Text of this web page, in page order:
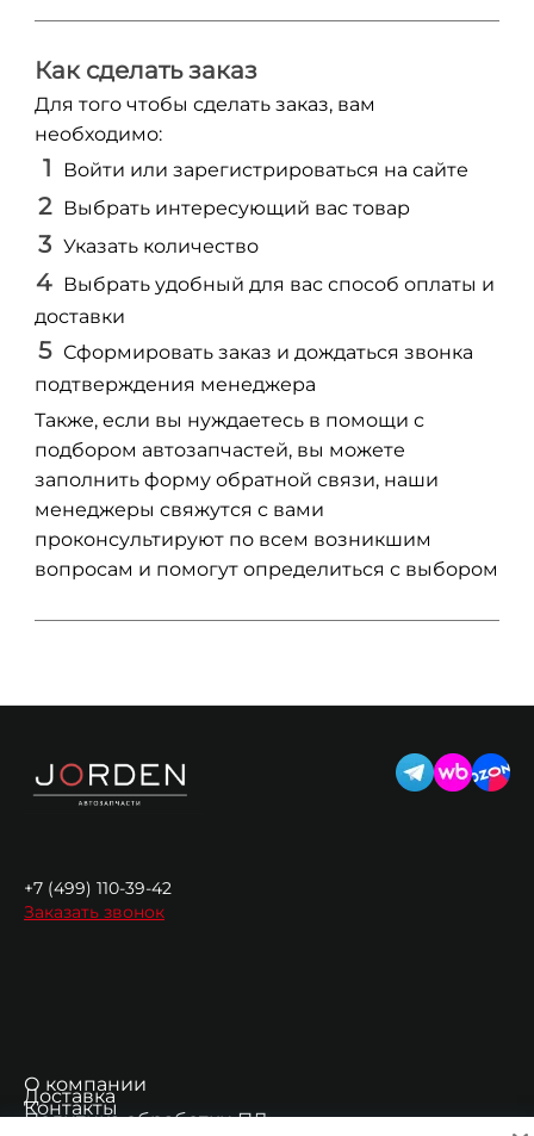
Как сделать заказ
Для того чтобы сделать заказ, вам
необходимо:
Войти или зарегистрироваться на сайте
Выбрать интересующий вас товар
Указать количество
Выбрать удобный для вас способ оплаты и
доставки
Сформировать заказ и дождаться звонка
подтверждения менеджера
Также, если вы нуждаетесь в помощи с
подбором автозапчастей, вы можете
заполнить форму обратной связи, наши
менеджеры свяжутся с вами
проконсультируют по всем возникшим
вопросам и помогут определиться с выбором
О компании
Доставка
Контакты
Политика обработки ПД
+7 (499) 110-39-42
Заказать звонок